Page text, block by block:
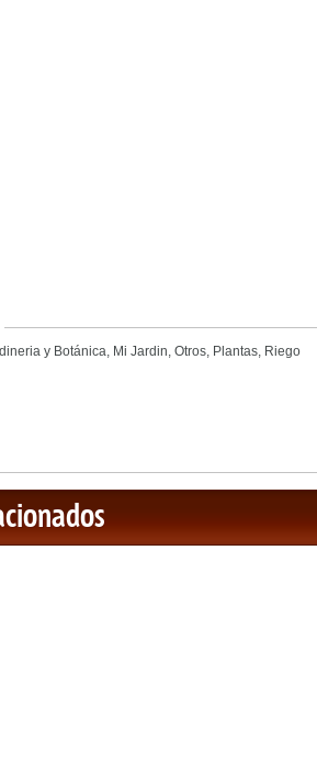
y Botánica, Mi Jardin, Otros, Plantas, Riego